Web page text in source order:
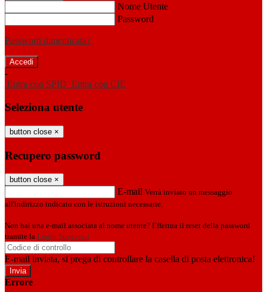
Nome Utente
Password
Password dimenticata?
-
Entra con SPID Entra con CIE
Seleziona utente
button close ×
Recupero password
button close ×
E-mail Verrà inviato un messaggio
all'indirizzo indicato con le istruzioni necessarie.
Non hai una e-mail associata al nome utente? Effettua il reset della password
tramite la Login Spaggiari
E-mail inviata, si prega di controllare la casella di posta elettronica!
Errore